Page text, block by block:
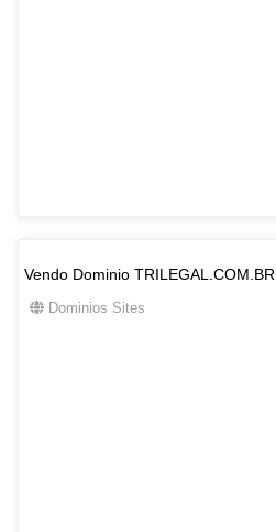
Vendo Dominio TRILEGAL.COM.BR
Dominios Sites